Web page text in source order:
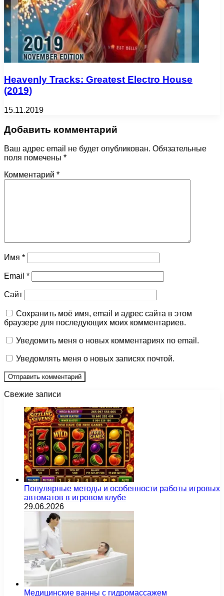
Heavenly Tracks: Greatest Electro House
(2019)
15.11.2019
Добавить комментарий
Ваш адрес email не будет опубликован. Обязательные
поля помечены *
Комментарий *
Имя *
Email *
Сайт
Сохранить моё имя, email и адрес сайта в этом
браузере для последующих моих комментариев.
Уведомить меня о новых комментариях по email.
Уведомлять меня о новых записях почтой.
Свежие записи
Популярные методы и особенности работы игровых
автоматов в игровом клубе
29.06.2026
Медицинские ванны с гидромассажем